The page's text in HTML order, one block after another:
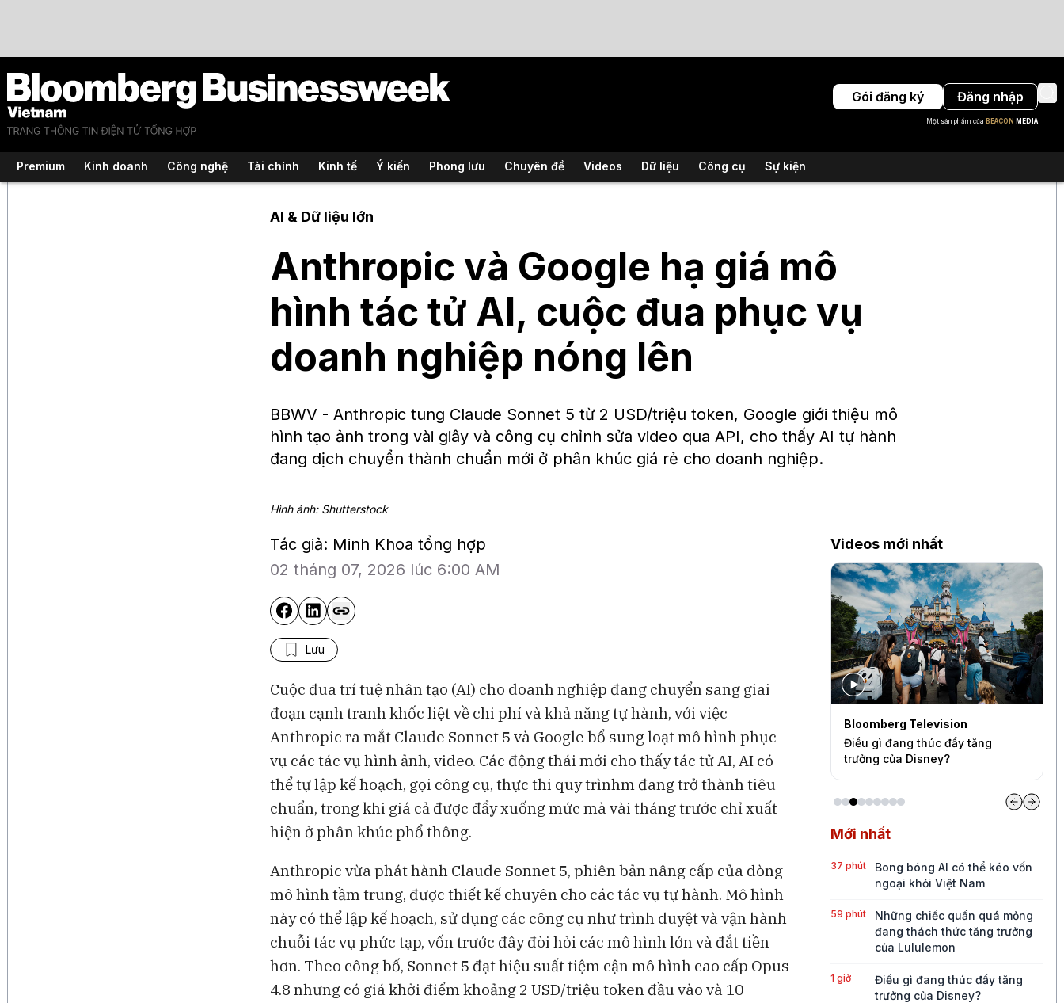
Gói đăng ký Đăng nhập
Một sản phẩm của BEACON MEDIA
Premium Kinh doanh Công nghệ Tài chính Kinh tế Ý kiến Phong lưu Chuyên đề Videos Dữ liệu Công cụ Sự kiện
AI & Dữ liệu lớn
Anthropic và Google hạ giá mô
hình tác tử AI, cuộc đua phục vụ
doanh nghiệp nóng lên
BBWV - Anthropic tung Claude Sonnet 5 từ 2 USD/triệu token, Google giới thiệu mô
hình tạo ảnh trong vài giây và công cụ chỉnh sửa video qua API, cho thấy AI tự hành
đang dịch chuyển thành chuẩn mới ở phân khúc giá rẻ cho doanh nghiệp.
Hình ảnh: Shutterstock
Tác giả: Minh Khoa tổng hợp
02 tháng 07, 2026 lúc 6:00 AM
Lưu
Cuộc đua trí tuệ nhân tạo (AI) cho doanh nghiệp đang chuyển sang giai
đoạn cạnh tranh khốc liệt về chi phí và khả năng tự hành, với việc
Anthropic ra mắt Claude Sonnet 5 và Google bổ sung loạt mô hình phục
vụ các tác vụ hình ảnh, video. Các động thái mới cho thấy tác tử AI, AI có
thể tự lập kế hoạch, gọi công cụ, thực thi quy trìnhm đang trở thành tiêu
chuẩn, trong khi giá cả được đẩy xuống mức mà vài tháng trước chỉ xuất
hiện ở phân khúc phổ thông.
Anthropic vừa phát hành Claude Sonnet 5, phiên bản nâng cấp của dòng
mô hình tầm trung, được thiết kế chuyên cho các tác vụ tự hành. Mô hình
này có thể lập kế hoạch, sử dụng các công cụ như trình duyệt và vận hành
chuỗi tác vụ phức tạp, vốn trước đây đòi hỏi các mô hình lớn và đắt tiền
hơn. Theo công bố, Sonnet 5 đạt hiệu suất tiệm cận mô hình cao cấp Opus
4.8 nhưng có giá khởi điểm khoảng 2 USD/triệu token đầu vào và 10
Videos mới nhất
BAM Studios
Bong bóng AI có thể kéo vốn
ngoại khỏi Việt Nam
Bloomberg Television
Những chiếc quần quá mỏng
đang thách thức tăng trưởng của
Bloomberg Television
Điều gì đang thúc đẩy tăng
trưởng của Disney?
Mới nhất
37 phút
Bong bóng AI có thể kéo vốn
ngoại khỏi Việt Nam
59 phút
Những chiếc quần quá mỏng
đang thách thức tăng trưởng
của Lululemon
1 giờ
Điều gì đang thúc đẩy tăng
trưởng của Disney?